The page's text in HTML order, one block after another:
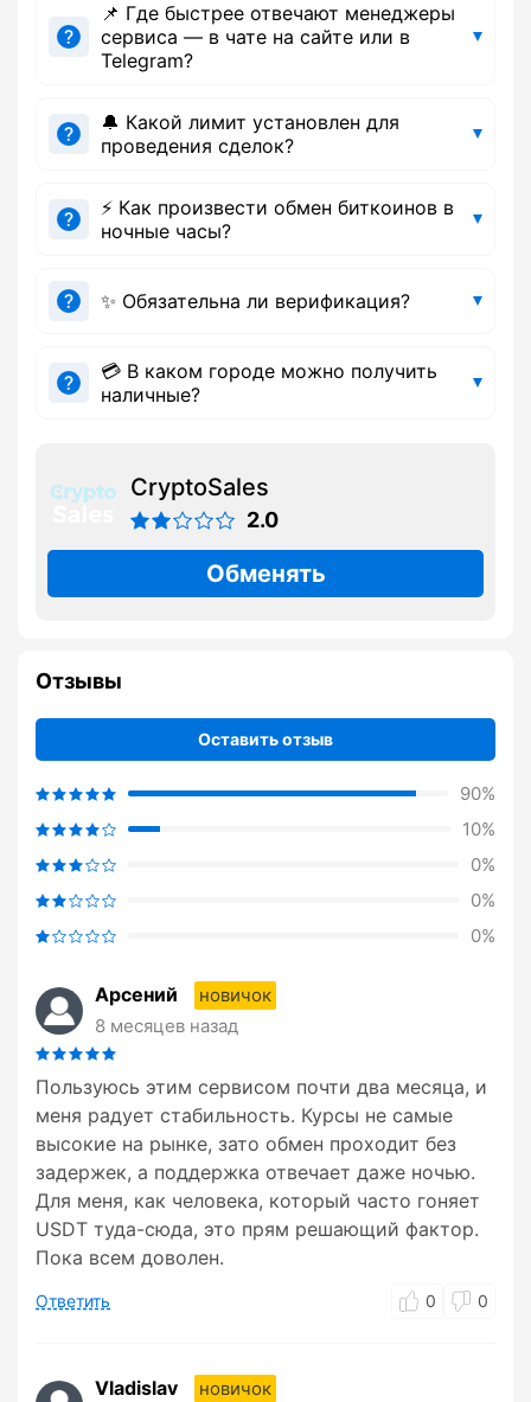
📌 Где быстрее отвечают менеджеры
сервиса — в чате на сайте или в
Telegram?
🔔 Какой лимит установлен для
проведения сделок?
⚡ Как произвести обмен биткоинов в
ночные часы?
✨ Обязательна ли верификация?
💳 В каком городе можно получить
наличные?
CryptoSales
2.0
Обменять
Отзывы
Оставить отзыв
90%
10%
0%
0%
0%
Арсений
новичок
8 месяцев назад
Пользуюсь этим сервисом почти два месяца, и
меня радует стабильность. Курсы не самые
высокие на рынке, зато обмен проходит без
задержек, а поддержка отвечает даже ночью.
Для меня, как человека, который часто гоняет
USDT туда-сюда, это прям решающий фактор.
Пока всем доволен.
Ответить 0 0
Vladislav
новичок